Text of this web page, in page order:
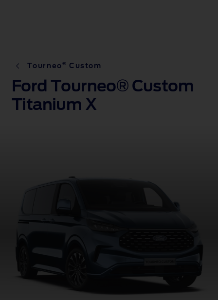
Tourneo ® Custom
Ford Tourneo® Custom
Titanium X